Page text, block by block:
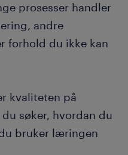
prosesser handler
andre
forhold du ikke kan
kvaliteten på
søker, hvordan du
bruker læringen